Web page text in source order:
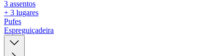
3 assentos
+ 3 lugares
Pufes
Espreguiçadeira